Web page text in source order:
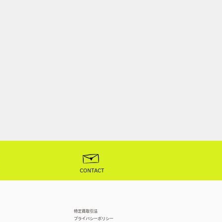
CONTACT
特定商取引法
プライバシーポリシー